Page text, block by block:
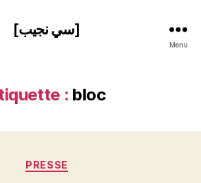
[سي نجيب]
Menu
: bloc
Catégories
PRESSE